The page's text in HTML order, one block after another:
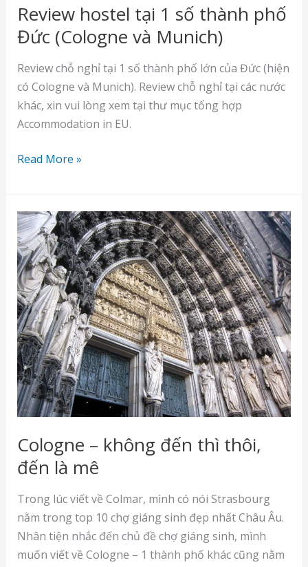
Review hostel tại 1 số thành phố
Đức (Cologne và Munich)
Review chỗ nghỉ tại 1 số thành phố lớn của Đức (hiện
có Cologne và Munich). Review chỗ nghỉ tại các nước
khác, xin vui lòng xem tại thư mục tổng hợp
Accommodation in EU.
Review
1
số
thành
phố
Đức
(Cologne
và
Munich)
Read More »
Cologne – không đến thì thôi,
đến là mê
Trong lúc viết về Colmar, mình có nói Strasbourg
nằm trong top 10 chợ giáng sinh đẹp nhất Châu Âu.
Nhân tiện nhắc đến chủ đề chợ giáng sinh, mình
muốn viết về Cologne – 1 thành phố khác cũng nằm